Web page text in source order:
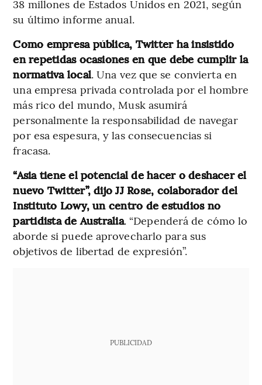
38 millones de Estados Unidos en 2021, según
su último informe anual.
Como empresa pública, Twitter ha insistido
en repetidas ocasiones en que debe cumplir la
normativa local. Una vez que se convierta en
una empresa privada controlada por el hombre
más rico del mundo, Musk asumirá
personalmente la responsabilidad de navegar
por esa espesura, y las consecuencias si
fracasa.
“Asia tiene el potencial de hacer o deshacer el
nuevo Twitter”, dijo JJ Rose, colaborador del
Instituto Lowy, un centro de estudios no
partidista de Australia. “Dependerá de cómo lo
aborde si puede aprovecharlo para sus
objetivos de libertad de expresión”.
PUBLICIDAD